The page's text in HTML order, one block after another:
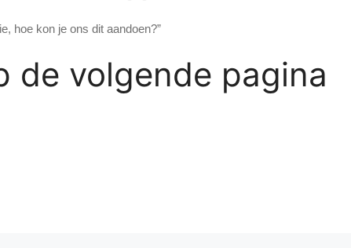
hoe kon je ons dit aandoen?”
de volgende pagina